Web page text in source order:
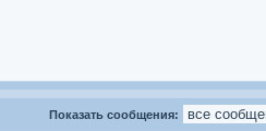
Показать сообщения: